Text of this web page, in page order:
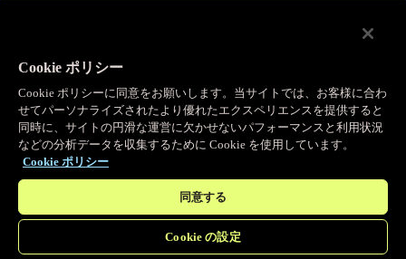
Object Storage
送信量ゼロで大容量ファイルにエッジで直接アクセス
プログラマブルキャッシュ
Cookie ポリシー
Cookie ポリシーに同意をお願いします。当サイトでは、お客様に合わ
せてパーソナライズされたより優れたエクスペリエンスを提供すると
同時に、サイトの円滑な運営に欠かせないパフォーマンスと利用状況
などの分析データを収集するために Cookie を使用しています。
Cookie ポリシー
同意する
Cookie の設定